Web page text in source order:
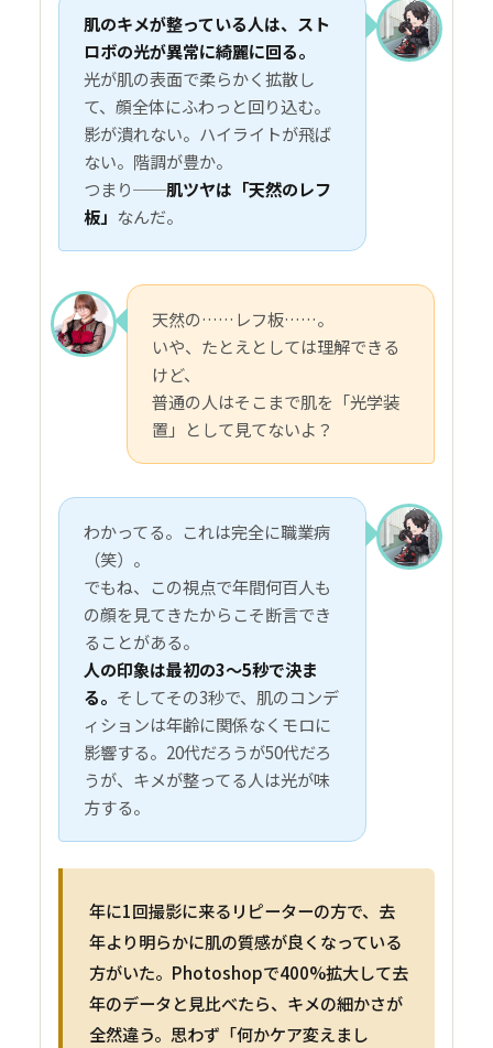
肌のキメが整っている人は、スト
ロボの光が異常に綺麗に回る。
光が肌の表面で柔らかく拡散し
て、顔全体にふわっと回り込む。
影が潰れない。ハイライトが飛ば
ない。階調が豊か。
つまり──肌ツヤは「天然のレフ
板」 なんだ。
天然の……レフ板……。
いや、たとえとしては理解できる
けど、
普通の人はそこまで肌を「光学装
置」として見てないよ？
わかってる。これは完全に職業病
（笑）。
でもね、この視点で年間何百人も
の顔を見てきたからこそ断言でき
ることがある。
人の印象は最初の3〜5秒で決ま
る。 そしてその3秒で、肌のコンデ
ィションは年齢に関係なくモロに
影響する。20代だろうが50代だろ
うが、キメが整ってる人は光が味
方する。
年に1回撮影に来るリピーターの方で、去
年より明らかに肌の質感が良くなっている
方がいた。Photoshopで400%拡大して去
年のデータと見比べたら、キメの細かさが
全然違う。思わず「何かケア変えまし